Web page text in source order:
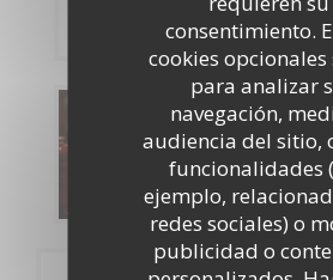
consentimiento.
cookies opcionales
para analizar
navegación,
audiencia del sitio,
funcionalidades
ejemplo,
redes sociales) o
publicidad o
RESERVAR UNA MESA
Carta
DESCUBRIR NUESTRA